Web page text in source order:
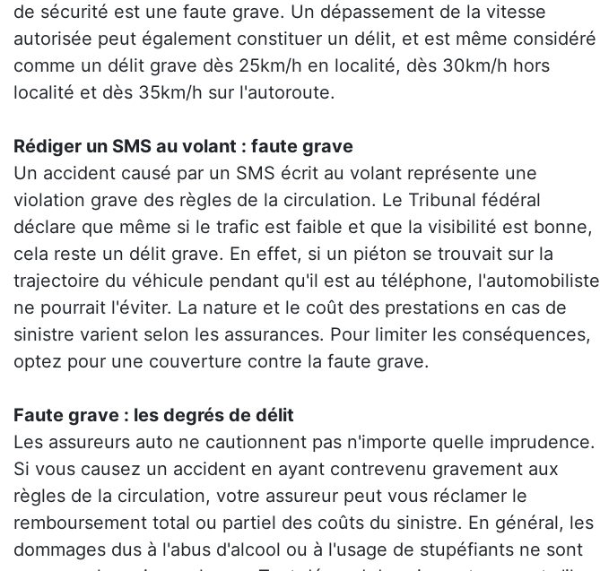
de sécurité est une faute grave. Un dépassement de la vitesse
autorisée peut également constituer un délit, et est même considéré
comme un délit grave dès 25km/h en localité, dès 30km/h hors
localité et dès 35km/h sur l'autoroute.
Rédiger un SMS au volant : faute grave
Un accident causé par un SMS écrit au volant représente une
violation grave des règles de la circulation. Le Tribunal fédéral
déclare que même si le trafic est faible et que la visibilité est bonne,
cela reste un délit grave. En effet, si un piéton se trouvait sur la
trajectoire du véhicule pendant qu'il est au téléphone, l'automobiliste
ne pourrait l'éviter. La nature et le coût des prestations en cas de
sinistre varient selon les assurances. Pour limiter les conséquences,
optez pour une couverture contre la faute grave.
Faute grave : les degrés de délit
Les assureurs auto ne cautionnent pas n'importe quelle imprudence.
Si vous causez un accident en ayant contrevenu gravement aux
règles de la circulation, votre assureur peut vous réclamer le
remboursement total ou partiel des coûts du sinistre. En général, les
dommages dus à l'abus d'alcool ou à l'usage de stupéfiants ne sont